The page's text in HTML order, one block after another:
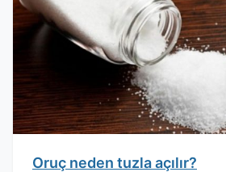
Oruç neden tuzla açılır?